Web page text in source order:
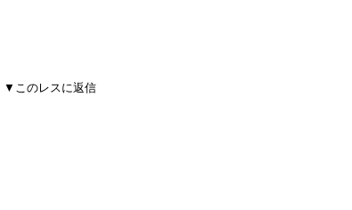
▼このレスに返信